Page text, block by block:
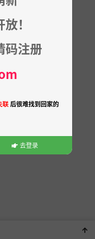
！
码注册
联 后很难找到回家的
去登录